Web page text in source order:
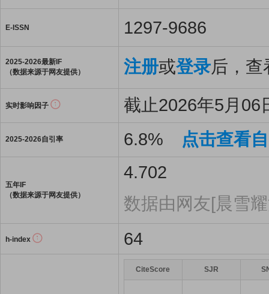
E-ISSN 1297-9686
2025-2026最新IF
（数据来源于网友提供）
注册或登录后，查
实时影响因子 截止2026年5月06
2025-2026自引率 6.8% 点击查看
五年IF
（数据来源于网友提供）
4.702
数据由网友[晨雪
h-index 64
CiteScore SJR